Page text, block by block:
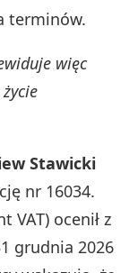
terminów.
więc
Stawicki
nr 16034.
VAT) ocenił z
grudnia 2026